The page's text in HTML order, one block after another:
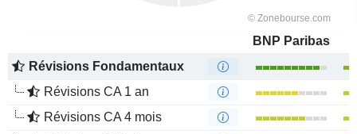
BNP Paribas
Révisions Fondamentaux
Révisions CA 1 an
Révisions CA 4 mois